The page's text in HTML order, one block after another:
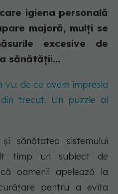
igiena personală
majoră, mulți se
excesive de
sănătății...
vu: de ce avem impresia
trecut. Un puzzle al
sănătatea sistemului
timp un subiect de
oamenii apelează la
pentru a evita